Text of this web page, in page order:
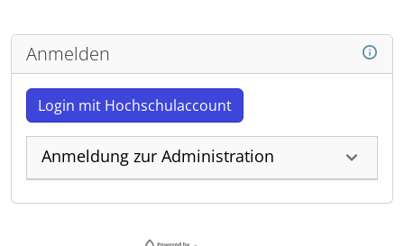
Anmelden
Login mit Hochschulaccount
Anmeldung zur Administration